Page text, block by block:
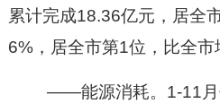
累计完成18.36亿元，居全
6%，居全市第1位，比全市
——能源消耗。1-11月